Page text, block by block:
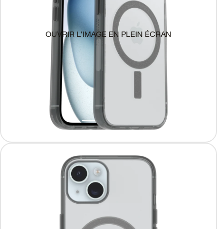
OUVRIR L’IMAGE EN PLEIN ÉCRAN